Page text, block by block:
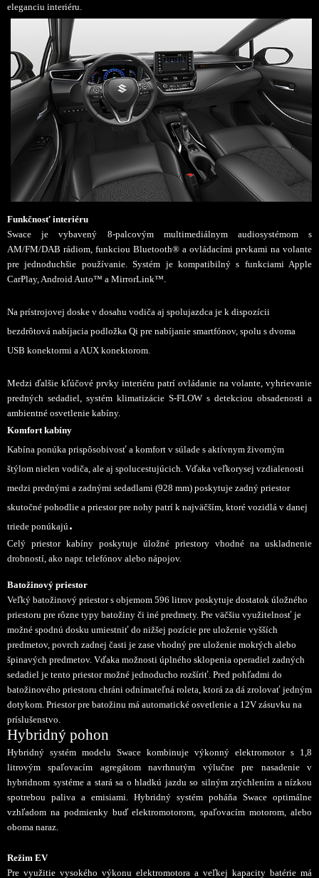
eleganciu interiéru.
Funkčnosť interiéru
Swace je vybavený 8-palcovým multimediálnym audiosystémom s
AM/FM/DAB rádiom, funkciou Bluetooth® a ovládacími prvkami na volante
pre jednoduchšie používanie. Systém je kompatibilný s funkciami Apple
CarPlay, Android Auto™ a MirrorLink™.
Na prístrojovej doske v dosahu vodiča aj spolujazdca je k dispozícii
bezdrôtová nabíjacia podložka Qi pre nabíjanie smartfónov, spolu s dvoma
USB konektormi a AUX konektorom.
Medzi ďalšie kľúčové prvky interiéru patrí ovládanie na volante, vyhrievanie
predných sedadiel, systém klimatizácie S-FLOW s detekciou obsadenosti a
ambientné osvetlenie kabíny.
Komfort kabíny
Kabína ponúka prispôsobivosť a komfort v súlade s aktívnym živorným
štýlom nielen vodiča, ale aj spolucestujúcich. Vďaka veľkorysej vzdialenosti
medzi prednými a zadnými sedadlami (928 mm) poskytuje zadný priestor
skutočné pohodlie a priestor pre nohy patrí k najväčším, ktoré vozidlá v danej
triede ponúkajú .
Celý priestor kabíny poskytuje úložné priestory vhodné na uskladnenie
drobností, ako napr. telefónov alebo nápojov.
Batožinový priestor
Veľký batožinový priestor s objemom 596 litrov poskytuje dostatok úložného
priestoru pre rôzne typy batožiny či iné predmety. Pre väčšiu využitelnosť je
možné spodnú dosku umiestniť do nižšej pozície pre uloženie vyšších
predmetov, povrch zadnej časti je zase vhodný pre uloženie mokrých alebo
špinavých predmetov. Vďaka možnosti úplného sklopenia operadiel zadných
sedadiel je tento priestor možné jednoducho rozšíriť. Pred pohľadmi do
batožinového priestoru chráni odnímateľná roleta, ktorá za dá zrolovať jedným
dotykom. Priestor pre batožinu má automatické osvetlenie a 12V zásuvku na
príslušenstvo.
Hybridný pohon
Hybridný systém modelu Swace kombinuje výkonný elektromotor s 1,8
litrovým spaľovacím agregátom navrhnutým výlučne pre nasadenie v
hybridnom systéme a stará sa o hladkú jazdu so silným zrýchlením a nízkou
spotrebou paliva a emisiami. Hybridný systém poháňa Swace optimálne
vzhľadom na podmienky buď elektromotorom, spaľovacím motorom, alebo
oboma naraz.
Režim EV
Pre využitie vysokého výkonu elektromotora a veľkej kapacity batérie má